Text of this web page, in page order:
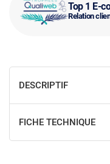
Top 1 E-
Relation
DESCRIPTIF
FICHE TECHNIQUE